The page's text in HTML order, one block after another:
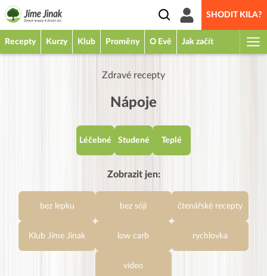
SHODIT KILA?
Recepty Kurzy Klub Proměny O Evě Jak začít
Zdravé recepty
Nápoje
Léčebné Studené Teplé
Zobrazit jen:
bez lepku bez sóji čtenářské recepty
Klub Jíme Jinak low carb rychlovka
video